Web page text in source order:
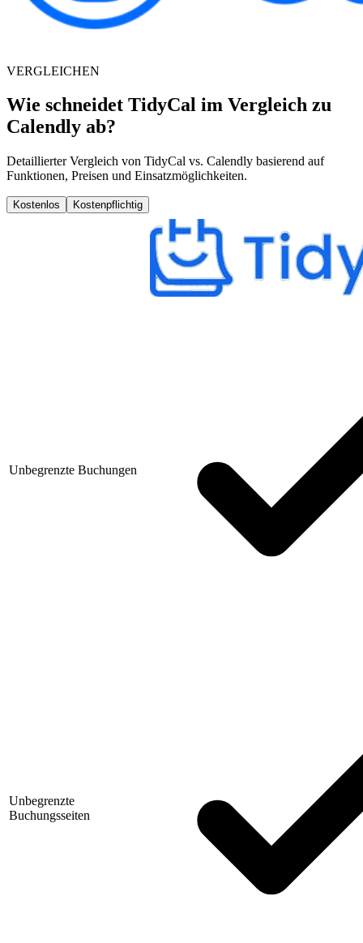
VERGLEICHEN
Wie schneidet TidyCal im Vergleich zu
Calendly ab?
Detaillierter Vergleich von TidyCal vs. Calendly basierend auf
Funktionen, Preisen und Einsatzmöglichkeiten.
Kostenlos Kostenpflichtig
Unbegrenzte Buchungen
Unbegrenzte
Buchungsseiten